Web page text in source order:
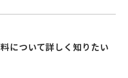
について詳しく知りたい